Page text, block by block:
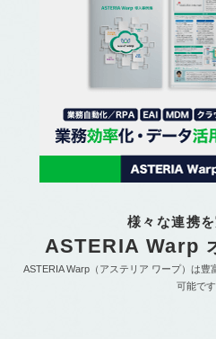
様々な連携
ASTERIA Warp
ASTERIA Warp（アステリア ワープ）は
可能です